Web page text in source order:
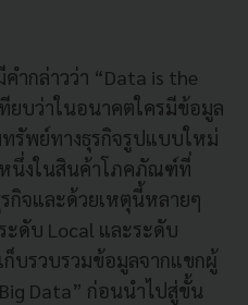
ำกล่าวว่า “Data is the
ยบว่าในอนาคตใครมีข้อมูล
รัพย์ทางธุรกิจรูปแบบใหม่
นึ่งในสินค้าโภคภัณฑ์ที่
กิจและด้วยเหตุนี้หลายๆ
ะดับ Local และระดับ
บรวบรวมข้อมูลจากแขกผู้
Data” ก่อนนำไปสู่ขั้น